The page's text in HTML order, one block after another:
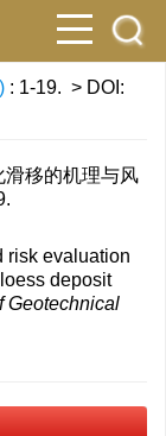
: 1-19. > DOI:
滑移的机理与风
risk evaluation
deposit
Geotechnical